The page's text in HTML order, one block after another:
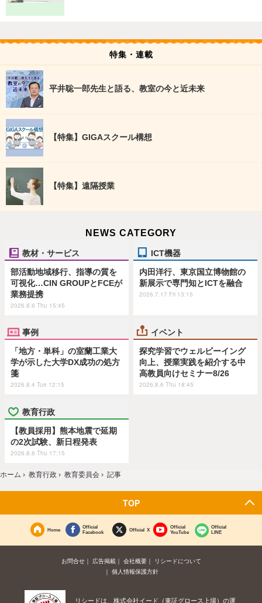
特集・連載
平井聡一郎先生と語る、教室の今と近未来
【特集】GIGAスクール構想
【特集】遠隔授業
NEWS CATEGORY
教材・サービス
部活動地域移行、指導の質を
可視化…CIN GROUPとFCEが
業務提携
2026.8.6 Thu 15:45
ICT機器
内田洋行、東京国立博物館の
新展示で専門知とICTを融合
2026.7.17 Fri 13:15
事例
「地方・単科」の室蘭工業大
学が示した大学DX成功の処方
箋
2026.8.4 Tue 12:15
イベント
探究学習でウェルビーイング
向上、授業実践を紹介する中
高教員向けセミナー8/26
2026.8.6 Thu 18:45
教育行政
【教員採用】熊本地震で延期
の2次試験、新日程発表
2026.8.6 Thu 17:15
ホーム › 教育行政 › 教育委員会 › 記事
TOP
Home
Official
Facebook
Official X
Official
YouTube
Official
LINE
お問合せ 広告掲載 会社概要
リシードについて
個人情報保護方針
リシードは、株式会社イード（東証グロース上場）の運